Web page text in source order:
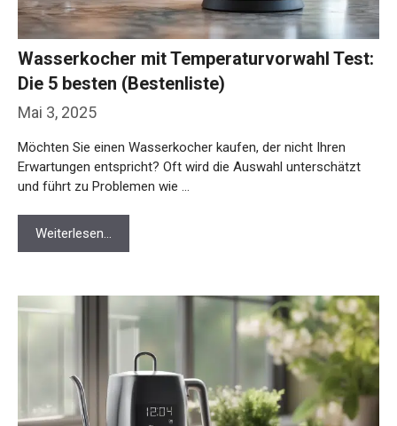
Mai 3, 2025
Wasserkocher mit Temperaturvorwahl Test:
Die 5 besten (Bestenliste)
Möchten Sie einen Wasserkocher kaufen, der nicht Ihren
Erwartungen entspricht? Oft wird die Auswahl unterschätzt
und führt zu Problemen wie …
Weiterlesen…